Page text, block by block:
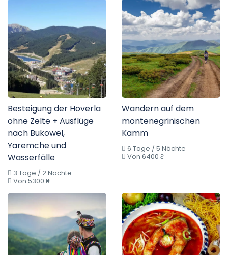
Besteigung der Hoverla
ohne Zelte + Ausflüge
nach Bukowel,
Yaremche und
Wasserfälle
3 Tage / 2 Nächte
Von 5300 ₴
Wandern auf dem
montenegrinischen
Kamm
6 Tage / 5 Nächte
Von 6400 ₴